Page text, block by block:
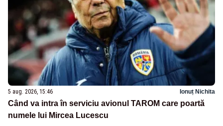
5 aug. 2026, 15:46 Ionuț Nichita
Când va intra în serviciu avionul TAROM care poartă
numele lui Mircea Lucescu